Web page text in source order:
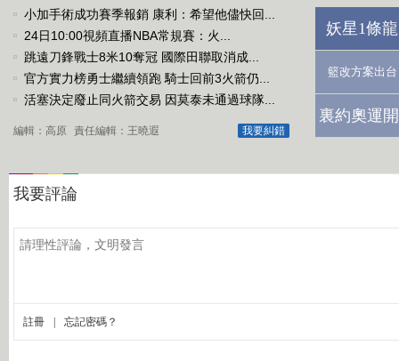
小加手術成功賽季報銷 康利：希望他儘快回...
24日10:00視頻直播NBA常規賽：火...
跳遠刀鋒戰士8米10奪冠 國際田聯取消成...
官方實力榜勇士繼續領跑 騎士回前3火箭仍...
活塞決定廢止同火箭交易 因莫泰未通過球隊...
我要糾錯
編輯：高原 責任編輯：王曉遐
妖星1條
籃改方案出台
裏約奧運